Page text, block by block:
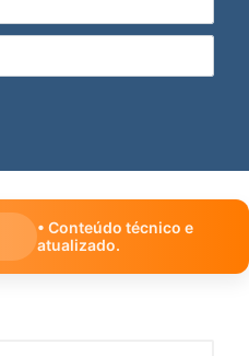
• Conteúdo técnico e
atualizado.